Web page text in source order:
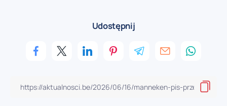
Udostępnij